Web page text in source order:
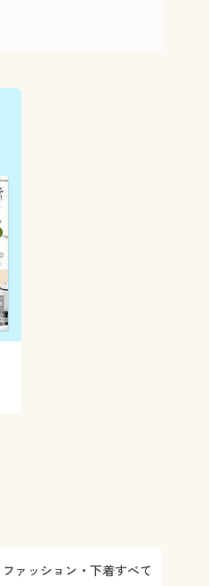
ファッション・下着すべて